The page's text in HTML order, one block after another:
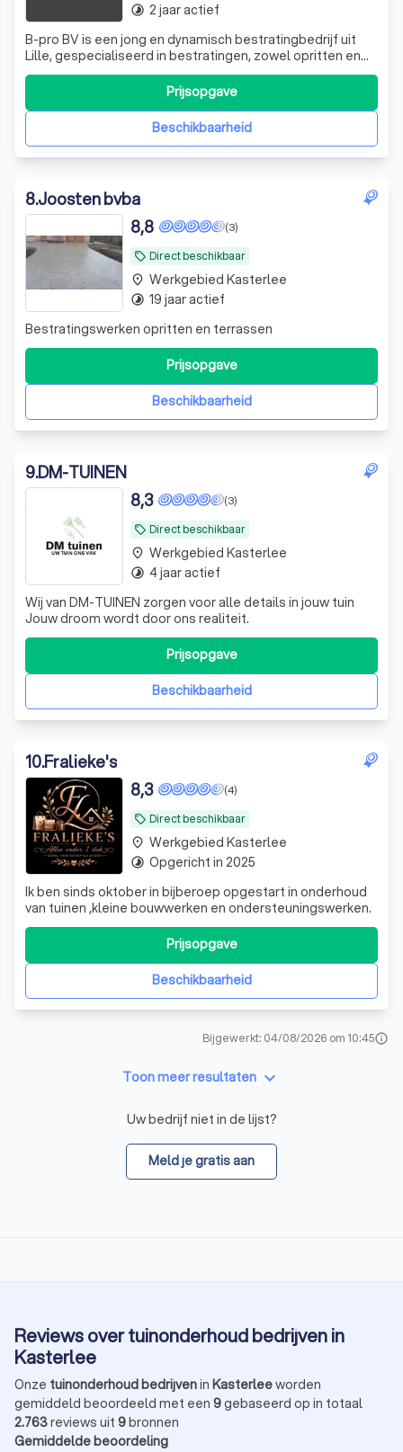
B-pro BV is een jong en dynamisch bestratingbedrijf uit
Lille, gespecialiseerd in bestratingen, zowel opritten en
terrassen, riolering, maar ook grond en afbraakwerken
voeren wij uit. Met oog voor detail. Zowel voor aannemers
als particuliere klanten zorgt B-Pro BV voor een verzorgde
uitvoering van
Beschikbaarheid
Prijsopgave
timelapse 2 jaar actief
8.Joosten bvba
local_offer Direct beschikbaar
(3)
8,8
Bestratingswerken opritten en terrassen
Beschikbaarheid
Prijsopgave
place Werkgebied Kasterlee
timelapse 19 jaar actief
9.DM-TUINEN
local_offer Direct beschikbaar
(3)
8,3
Wij van DM-TUINEN zorgen voor alle details in jouw tuin
Jouw droom wordt door ons realiteit.
Beschikbaarheid
Prijsopgave
place Werkgebied Kasterlee
timelapse 4 jaar actief
10.Fralieke's
local_offer Direct beschikbaar
(4)
8,3
Ik ben sinds oktober in bijberoep opgestart in onderhoud
van tuinen ,kleine bouwwerken en ondersteuningswerken.
Beschikbaarheid
Prijsopgave
place Werkgebied Kasterlee
timelapse Opgericht in 2025
Bijgewerkt: 04/08/2026 om 10:45info
Toon meer resultaten keyboard_arrow_down
Uw bedrijf niet in de lijst?
Meld je gratis aan
Reviews over tuinonderhoud bedrijven in
Kasterlee
Onze tuinonderhoud bedrijvenin Kasterleeworden
gemiddeld beoordeeld met een 9gebaseerd op in totaal
2.763reviews uit 9bronnen
Gemiddelde beoordeling